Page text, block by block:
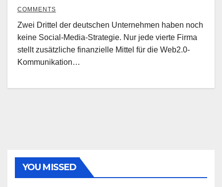
COMMENTS
Zwei Drittel der deutschen Unternehmen haben noch
keine Social-Media-Strategie. Nur jede vierte Firma
stellt zusätzliche finanzielle Mittel für die Web2.0-
Kommunikation…
YOU MISSED